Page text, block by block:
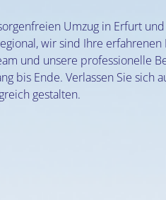
Umzug in Erfurt
wir sind Ihre
und unsere professionelle
bis Ende. Verlassen Sie sich
gestalten.